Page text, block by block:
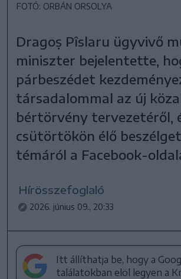
FOTÓ: ORBÁN ORSOLYA
Dragoș Pîslaru ügyvivő
miniszter bejelentette,
párbeszédet
társadalommal az új
bértörvény tervezetéről,
csütörtökön élő
témáról a Facebook-
Hírösszefoglaló
2026. június 09., 20:33
Itt állíthatja be, hogy a
találatokban elöl legyen a